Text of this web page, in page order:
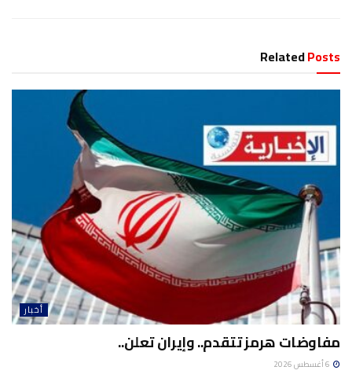
RelatedPosts
أخبار
مفاوضات هرمز تتقدم.. وإيران تعلن..